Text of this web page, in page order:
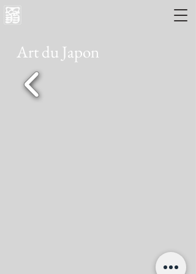
Art du Japon